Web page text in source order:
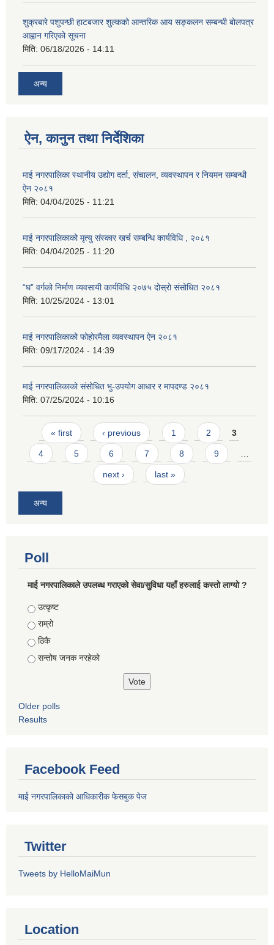
शुक्रबारे पशुपन्छी हाटबजार शुल्कको आन्तरिक आय सङ्कलन सम्बन्धी बोलपत्र
आह्वान गरिएको सूचना
मिति: 06/18/2026 - 14:11
अन्य
ऐन, कानुन तथा निर्देशिका
माई नगरपालिका स्थानीय उद्योग दर्ता, संचालन, व्यवस्थापन र नियमन सम्बन्धी
ऐन २०८१
मिति: 04/04/2025 - 11:21
माई नगरपालिकाको मृत्यु संस्कार खर्च सम्बन्धि कार्यविधि , २०८१
मिति: 04/04/2025 - 11:20
“घ” वर्गको निर्माण व्यवसायी कार्यविधि २०७५ दोस्रो संसोधित २०८१
मिति: 10/25/2024 - 13:01
माई नगरपालिकाको फोहोरमैला व्यवस्थापन ऐन २०८१
मिति: 09/17/2024 - 14:39
माई नगरपालिकाको संसोधित भु-उपयोग आधार र मापदण्ड २०८१
मिति: 07/25/2024 - 10:16
Pages
« first ‹ previous 1 2 3
4 5 6 7 8 9 …
next › last »
अन्य
Poll
माई नगरपालिकाले उपलब्ध गराएको सेवा/सुविधा यहाँ हरुलाई कस्तो लाग्यो ?
Choices
उत्कृष्ट
राम्रो
ठिकै
सन्तोष जनक नरहेको
Older polls
Results
Facebook Feed
माई नगरपालिकाको आधिकारीक फेसबुक पेज
Twitter
Tweets by HelloMaiMun
Location